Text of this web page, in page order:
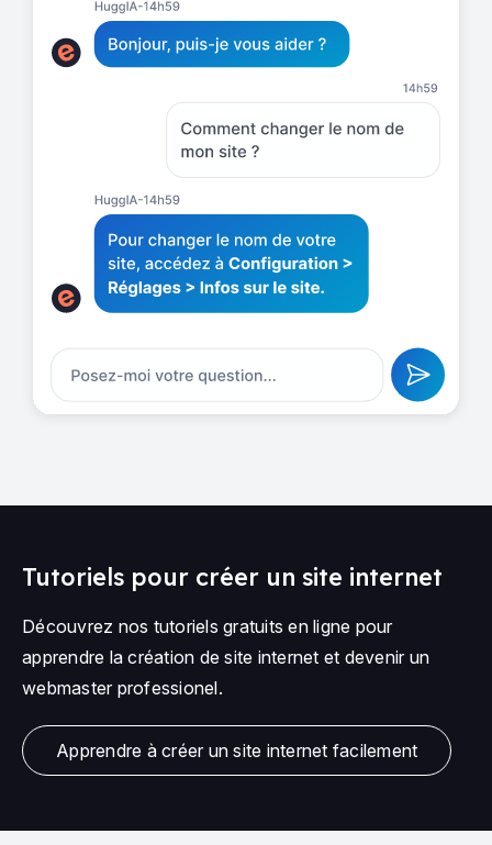
Tutoriels pour créer un site internet
Découvrez nos tutoriels gratuits en ligne pour
apprendre la création de site internet et devenir un
webmaster professionel.
Apprendre à créer un site internet facilement